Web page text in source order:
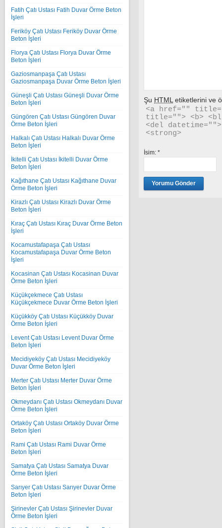
Fatih Çatı Ustası Fatih Duvar Örme Beton
İşleri
Feriköy Çatı Ustası Feriköy Duvar Örme
Beton İşleri
Florya Çatı Ustası Florya Duvar Örme
Beton İşleri
Gaziosmanpaşa Çatı Ustası
Gaziosmanpaşa Duvar Örme Beton İşleri
Güneşli Çatı Ustası Güneşli Duvar Örme
Beton İşleri
Güngören Çatı Ustası Güngören Duvar
Örme Beton İşleri
Halkalı Çatı Ustası Halkalı Duvar Örme
Beton İşleri
İkitelli Çatı Ustası İkitelli Duvar Örme
Beton İşleri
Kağıthane Çatı Ustası Kağıthane Duvar
Örme Beton İşleri
Kirazlı Çatı Ustası Kirazlı Duvar Örme
Beton İşleri
Kıraç Çatı Ustası Kıraç Duvar Örme Beton
İşleri
Kocamustafapaşa Çatı Ustası
Kocamustafapaşa Duvar Örme Beton
İşleri
Kocasinan Çatı Ustası Kocasinan Duvar
Örme Beton İşleri
Küçükçekmece Çatı Ustası
Küçükçekmece Duvar Örme Beton İşleri
Küçükköy Çatı Ustası Küçükköy Duvar
Örme Beton İşleri
Levent Çatı Ustası Levent Duvar Örme
Beton İşleri
Mecidiyeköy Çatı Ustası Mecidiyeköy
Duvar Örme Beton İşleri
Merter Çatı Ustası Merter Duvar Örme
Beton İşleri
Okmeydanı Çatı Ustası Okmeydanı Duvar
Örme Beton İşleri
Ortaköy Çatı Ustası Ortaköy Duvar Örme
Beton İşleri
Rami Çatı Ustası Rami Duvar Örme
Beton İşleri
Samatya Çatı Ustası Samatya Duvar
Örme Beton İşleri
Sarıyer Çatı Ustası Sarıyer Duvar Örme
Beton İşleri
Şirinevler Çatı Ustası Şirinevler Duvar
Örme Beton İşleri
Şu HTML etiketlerini ve
<a href=""
title=""> <b>
<del
<strong>
İsim: *